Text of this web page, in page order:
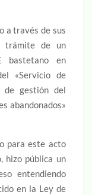
a través de sus
trámite de un
bastetano en
«Servicio de
de gestión del
abandonados»
para este acto
hizo pública un
entendiendo
en la Ley de